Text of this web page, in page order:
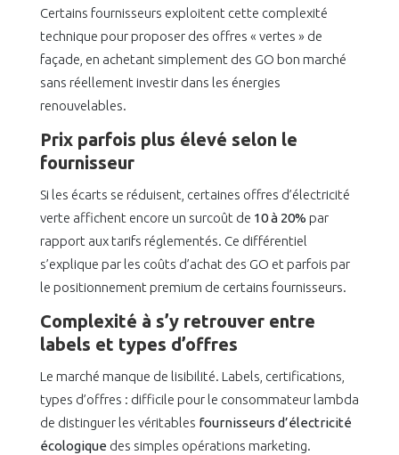
Certains fournisseurs exploitent cette complexité
technique pour proposer des offres « vertes » de
façade, en achetant simplement des GO bon marché
sans réellement investir dans les énergies
renouvelables.
Prix parfois plus élevé selon le
fournisseur
Si les écarts se réduisent, certaines offres d’électricité
verte affichent encore un surcoût de 10 à 20% par
rapport aux tarifs réglementés. Ce différentiel
s’explique par les coûts d’achat des GO et parfois par
le positionnement premium de certains fournisseurs.
Complexité à s’y retrouver entre
labels et types d’offres
Le marché manque de lisibilité. Labels, certifications,
types d’offres : difficile pour le consommateur lambda
de distinguer les véritables fournisseurs d’électricité
écologique des simples opérations marketing.